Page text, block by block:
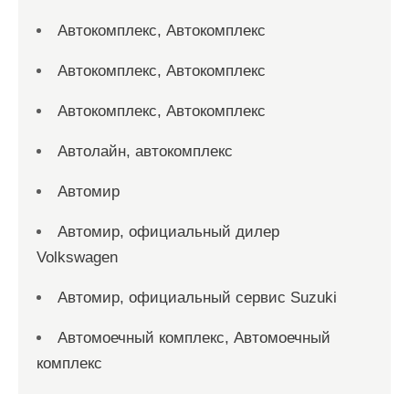
Автокомплекс, Автокомплекс
Автокомплекс, Автокомплекс
Автокомплекс, Автокомплекс
Автолайн, автокомплекс
Автомир
Автомир, официальный дилер
Volkswagen
Автомир, официальный сервис Suzuki
Автомоечный комплекс, Автомоечный
комплекс